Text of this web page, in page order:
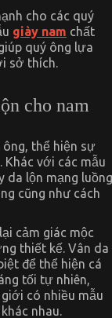
quý
ông
cho các quý
giày nam chất
quý ông lựa
sở thích.
cho nam
thể hiện sự
Khác với các mẫu
da lộn mạng luồng
cũng như cách
cảm giác mộc
thiết kế. Vân da
để thể hiện cá
tối tự nhiên,
có nhiều mẫu
nhau.